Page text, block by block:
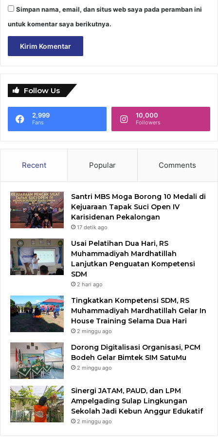
Simpan nama, email, dan situs web saya pada peramban ini
untuk komentar saya berikutnya.
Follow Us
2,999
Fans
10,000
Followers
Recent Popular Comments
Santri MBS Moga Borong 10 Medali di
Kejuaraan Tapak Suci Open IV
Karisidenan Pekalongan
17 detik ago
Usai Pelatihan Dua Hari, RS
Muhammadiyah Mardhatillah
Lanjutkan Penguatan Kompetensi
SDM
2 hari ago
Tingkatkan Kompetensi SDM, RS
Muhammadiyah Mardhatillah Gelar In
House Training Selama Dua Hari
2 minggu ago
Dorong Digitalisasi Organisasi, PCM
Bodeh Gelar Bimtek SIM SatuMu​
2 minggu ago
Sinergi JATAM, PAUD, dan LPM
Ampelgading Sulap Lingkungan
Sekolah Jadi Kebun Anggur Edukatif
2 minggu ago